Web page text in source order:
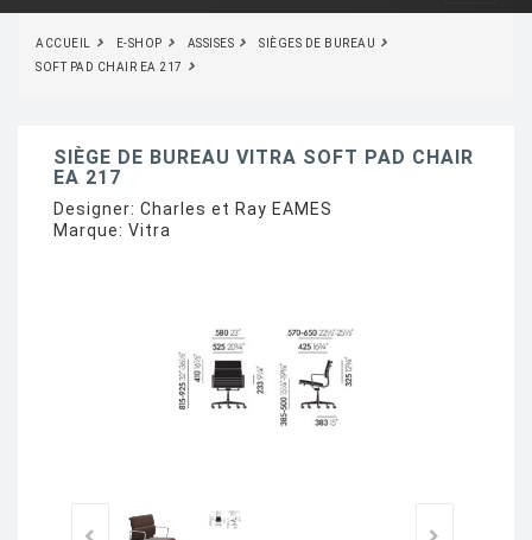
ACCUEIL E-SHOP ASSISES
SIÈGES DE BUREAU
SOFT PAD CHAIR EA 217
SIÈGE DE BUREAU VITRA SOFT PAD CHAIR
EA 217
Designer: Charles et Ray EAMES
Marque: Vitra